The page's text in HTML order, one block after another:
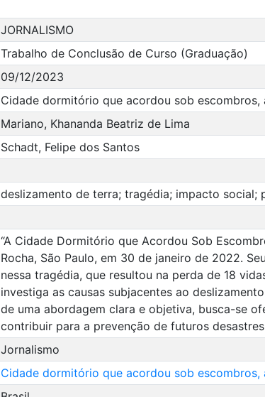
JORNALISMO
Trabalho de Conclusão de Curso (Graduação)
09/12/2023
Cidade dormitório que acordou sob escombros,
Mariano, Khananda Beatriz de Lima
Schadt, Felipe dos Santos
deslizamento de terra; tragédia; impacto social;
“A Cidade Dormitório que Acordou Sob
Rocha, São Paulo, em 30 de janeiro de 2022.
nessa tragédia, que resultou na perda de 18
investiga as causas subjacentes ao
de uma abordagem clara e objetiva, busca-se
contribuir para a prevenção de futuros
Jornalismo
Cidade dormitório que acordou sob escombros,